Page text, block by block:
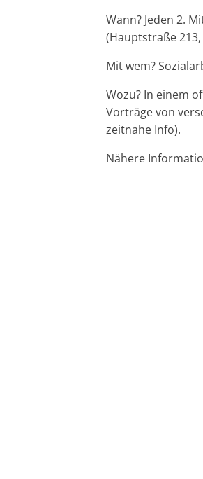
Wann? Jeden 2.
(Hauptstraße
Mit wem?
Wozu? In einem
Vorträge von
zeitnahe Info).
Nähere